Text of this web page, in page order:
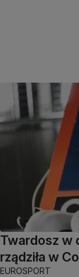
Twardosz w
rządziła w
EUROSPORT